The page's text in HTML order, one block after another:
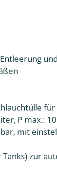
P max.:
mit
zur